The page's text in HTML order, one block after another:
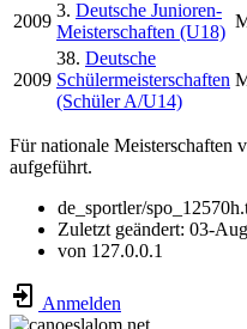
2009
3. Deutsche Junioren-
Meisterschaften (U18)
2009
38. Deutsche
Schülermeisterschaften
(Schüler A/U14)
Für nationale Meisterschaften
aufgeführt.
de_sportler/
Zuletzt geändert: 03-
von 127.0.0.1
Anmelden